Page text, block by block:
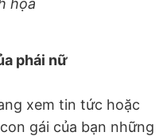
họa
phái nữ
xem tin tức hoặc
gái của bạn những